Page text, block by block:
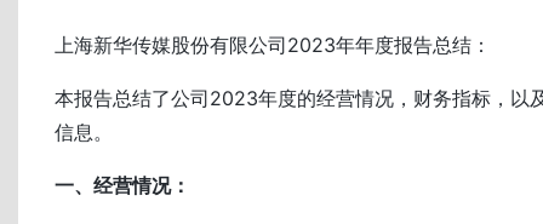
上海新华传媒股份有限公司2023年年度报告总结：
本报告总结了公司2023年度的经营情况，财务指标，以
信息。
一、经营情况：